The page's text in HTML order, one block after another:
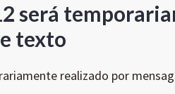
será
texto
realizado por